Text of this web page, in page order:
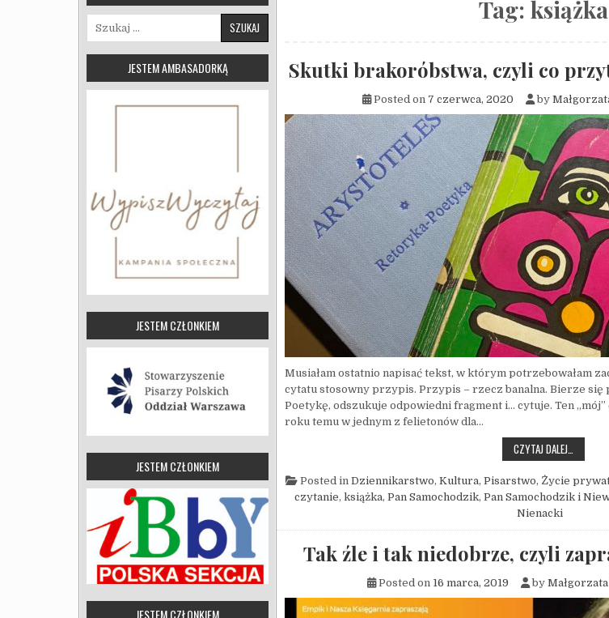
Tag: książka
Skutki brakoróbstwa, czyli co
Posted on 7 czerwca, 2020 by
Musiałam ostatnio napisać tekst, w którym potrzebowałam
cytatu stosowny przypis. Przypis – rzecz banalna. Bierze
Poetykę, odszukuje odpowiedni fragment i… cytuje. Ten
roku temu w jednym z felietonów dla…
CZYTAJ DALEJ…
Posted in Dziennikarstwo, Kultura, Pisarstwo, Życie
czytanie, książka, Pan Samochodzik, Pan Samochodzik i
Nienacki
Tak źle i tak niedobrze, czyli
Posted on 16 marca, 2019 by
Szukaj:
JESTEM AMBASADORKĄ
JESTEM CZŁONKIEM
JESTEM CZŁONKIEM
JESTEM CZŁONKIEM